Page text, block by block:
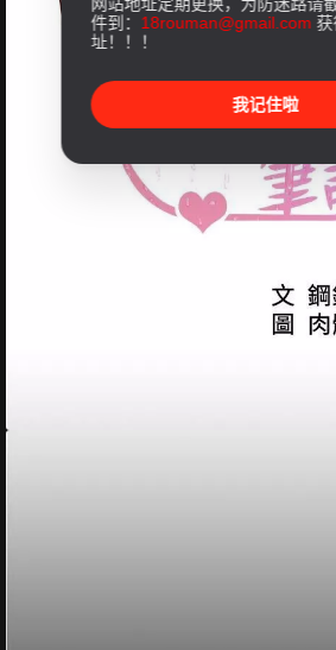
件到： 18rouman@gmail.com
址！！！
我记住啦